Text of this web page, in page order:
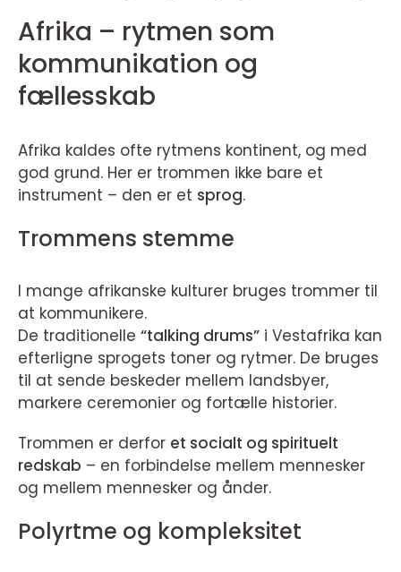
Afrika – rytmen som
kommunikation og
fællesskab
Afrika kaldes ofte rytmens kontinent, og med
god grund. Her er trommen ikke bare et
instrument – den er et sprog.
Trommens stemme
I mange afrikanske kulturer bruges trommer til
at kommunikere.
De traditionelle “talking drums” i Vestafrika kan
efterligne sprogets toner og rytmer. De bruges
til at sende beskeder mellem landsbyer,
markere ceremonier og fortælle historier.
Trommen er derfor et socialt og spirituelt
redskab – en forbindelse mellem mennesker
og mellem mennesker og ånder.
Polyrtme og kompleksitet